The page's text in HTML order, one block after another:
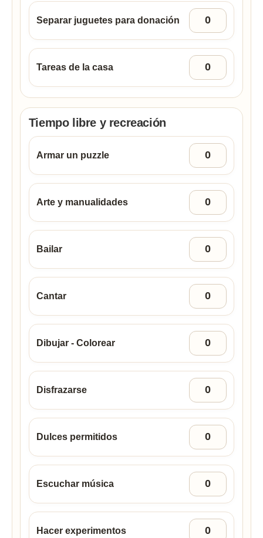
Separar juguetes para donación
Tareas de la casa
Tiempo libre y recreación
Armar un puzzle
Arte y manualidades
Bailar
Cantar
Dibujar - Colorear
Disfrazarse
Dulces permitidos
Escuchar música
Hacer experimentos